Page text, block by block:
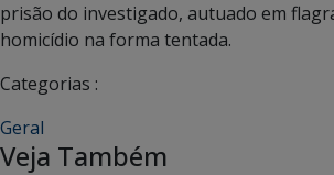
prisão do investigado, autuado em
homicídio na forma tentada.
Categorias :
Geral
Veja Também